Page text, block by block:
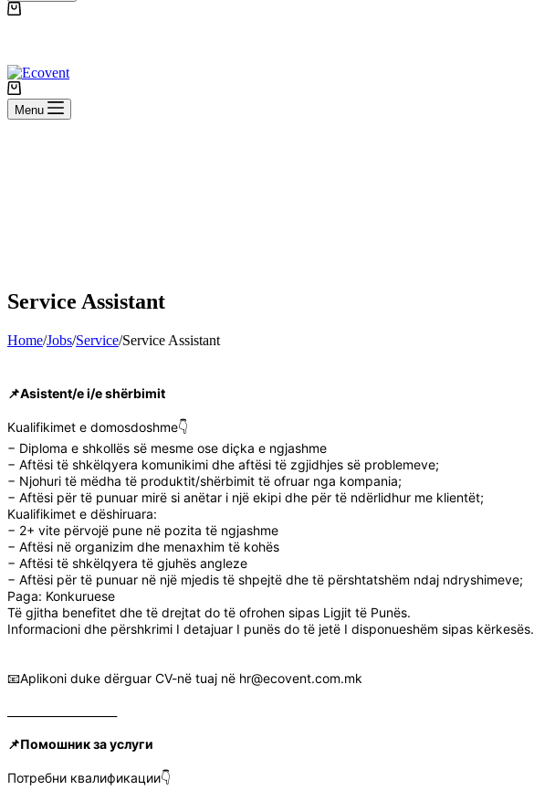
Shopping
Shopping
cartMenu
Service Assistant
Home/Jobs/Service/Service Assistant
📌Asistent/e i/e shërbimit
Kualifikimet e domosdoshme👇
− Diploma e shkollës së mesme ose diçka e ngjashme
− Aftësi të shkëlqyera komunikimi dhe aftësi të zgjidhjes së problemeve;
− Njohuri të mëdha të produktit/shërbimit të ofruar nga kompania;
− Aftësi për të punuar mirë si anëtar i një ekipi dhe për të ndërlidhur me klientët;
Kualifikimet e dëshiruara:
− 2+ vite përvojë pune në pozita të ngjashme
− Aftësi në organizim dhe menaxhim të kohës
− Aftësi të shkëlqyera të gjuhës angleze
− Aftësi për të punuar në një mjedis të shpejtë dhe të përshtatshëm ndaj ndryshimeve;
Paga: Konkuruese
Të gjitha benefitet dhe të drejtat do të ofrohen sipas Ligjit të Punës.
Informacioni dhe përshkrimi I detajuar I punës do të jetë I disponueshëm sipas kërkesës.
📧Aplikoni duke dërguar CV-në tuaj në hr@ecovent.com.mk
📌Помошник за услуги
Потребни квалификации👇